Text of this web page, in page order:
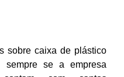
sobre caixa de plástico
sempre se a empresa